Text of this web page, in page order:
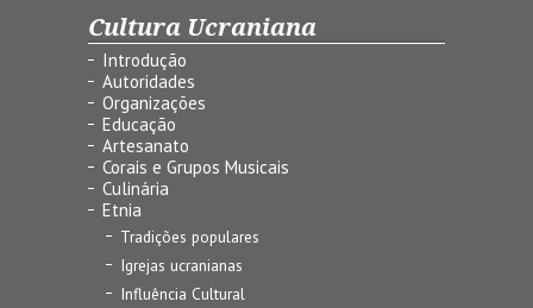
Cultura Ucraniana
Introdução
Autoridades
Organizações
Educação
Artesanato
Corais e Grupos Musicais
Culinária
Etnia
Tradições populares
Igrejas ucranianas
Influência Cultural